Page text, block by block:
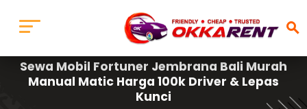
search
Sewa Mobil Fortuner Jembrana Bali Murah
Manual Matic Harga 100k Driver & Lepas
Kunci